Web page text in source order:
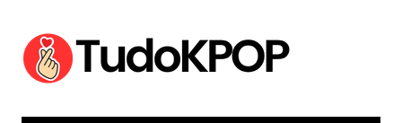
conteúdo